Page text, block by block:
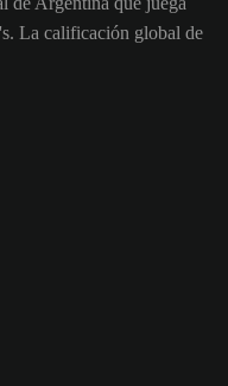
La calificación global de